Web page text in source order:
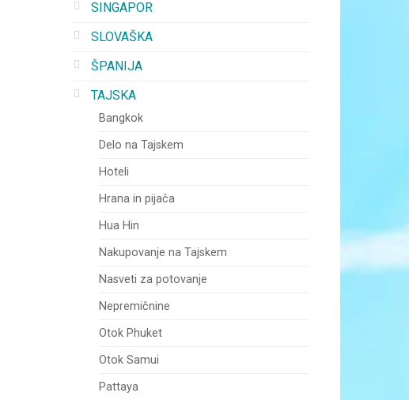
SINGAPOR
SLOVAŠKA
ŠPANIJA
TAJSKA
Bangkok
Delo na Tajskem
Hoteli
Hrana in pijača
Hua Hin
Nakupovanje na Tajskem
Nasveti za potovanje
Nepremičnine
Otok Phuket
Otok Samui
Pattaya